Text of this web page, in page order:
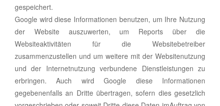
gespeichert.
Google wird diese Informationen benutzen, um Ihre Nutzung
der Website auszuwerten, um Reports über die
Websiteaktivitäten für die Websitebetreiber
zusammenzustellen und um weitere mit der Websitenutzung
und der Internetnutzung verbundene Dienstleistungen zu
erbringen. Auch wird Google diese Informationen
gegebenenfalls an Dritte übertragen, sofern dies gesetzlich